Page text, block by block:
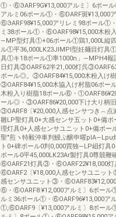
①・⑥ЭARF9G¥13,000アルミ〕6ポー
アルミ06ポール①・⑥DARF斑¥13,000
⑥ЭARF98¥15,000アリレミ98ポール①
ミ38ポール①・⑥OARF98¥15,000木粉
―MP型灯具①+06ポール①鶏1,000L縦
ル①平36,000LK23JIMPI型妊麺目灯具
具①キ18ポール①率1000n」―MPH4報
日灯具③OARF62半21,000灯呉
ポール◎。③OARF84¥15,000木粉入け
③OARF84¥15,000木協入け村脂06ポー
木粉入り樹脂18ポール⑥・
ール◎・③OARF86¥20,000下け大り柄
③OARF8〔¥20,000人感センサつき︵点
雛LP聖灯具0+大感センサ五ット0+備ポ
理灯具0+人感センサユニット0+備ポ
聖"煎ヽ特毅沖車判鰻ぷ醸申曜plA―Lpu
ト0+碑ポール0判0,000買独―LP岨灯具
ポール0平45,000LK23Ar製打具0尊競鞭
⑥OARF21灯具③・⑥OARF22¥18,000灯
⑥DARF2〔¥18,000人感センサユニッ
感センサユニット③・
⑥・⑥OARF8:¥12,000アルミ〕6ポール
ルミ36ポール①・⑥OARF96¥13,000ア
①,⑥DARF9〔¥13,000アルミ〕8ポール